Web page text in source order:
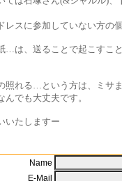
レスに参加していない方の
…は、送ることで起こすこ
照れる…という方は、ミサ
んでも大丈夫です。
いたしますー
Name
E-Mail